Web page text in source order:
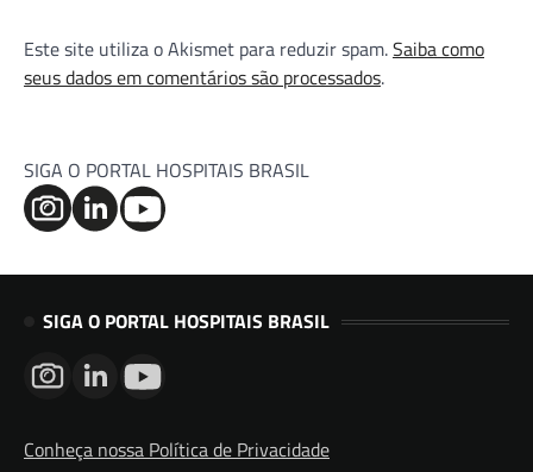
Este site utiliza o Akismet para reduzir spam.Saiba como
seus dados em comentários são processados.
SIGA O PORTAL HOSPITAIS BRASIL
SIGA O PORTAL HOSPITAIS BRASIL
Conheça nossa Política de Privacidade